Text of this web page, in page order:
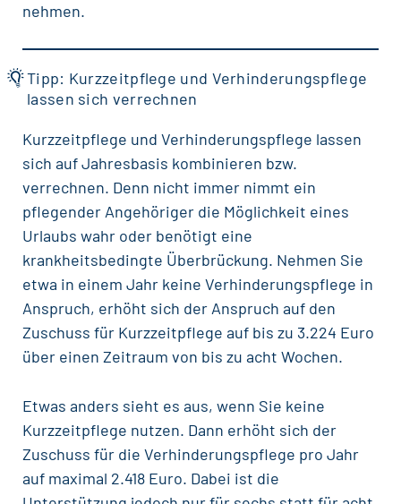
nehmen.
Tipp: Kurzzeitpflege und Verhinderungspflege
lassen sich verrechnen
Kurzzeitpflege und Verhinderungspflege lassen
sich auf Jahresbasis kombinieren bzw.
verrechnen. Denn nicht immer nimmt ein
pflegender Angehöriger die Möglichkeit eines
Urlaubs wahr oder benötigt eine
krankheitsbedingte Überbrückung. Nehmen Sie
etwa in einem Jahr keine Verhinderungspflege in
Anspruch, erhöht sich der Anspruch auf den
Zuschuss für Kurzzeitpflege auf bis zu 3.224 Euro
über einen Zeitraum von bis zu acht Wochen.
Etwas anders sieht es aus, wenn Sie keine
Kurzzeitpflege nutzen. Dann erhöht sich der
Zuschuss für die Verhinderungspflege pro Jahr
auf maximal 2.418 Euro. Dabei ist die